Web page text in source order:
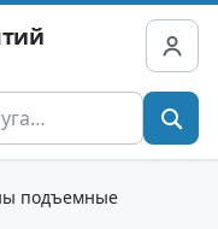
подъемные